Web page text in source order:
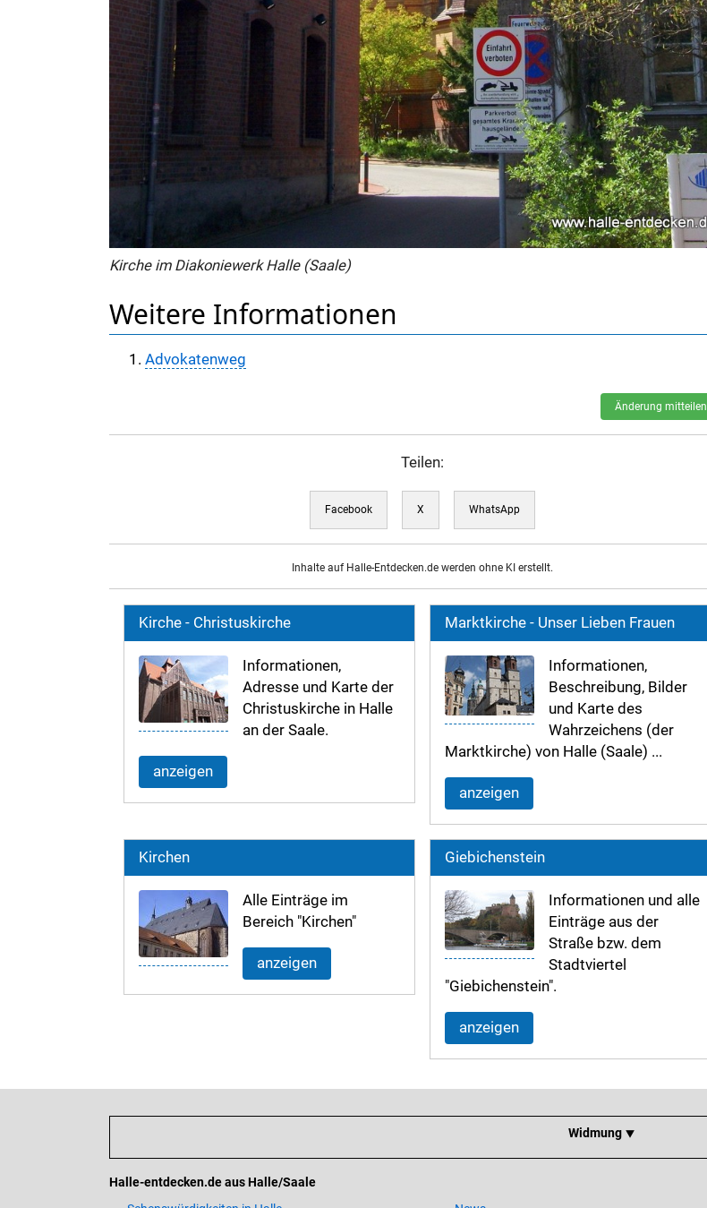
Kirche im Diakoniewerk Halle (Saale)
Weitere Informationen
Advokatenweg
Änderung mitteilen
Teilen:
Facebook X WhatsApp
Inhalte auf Halle-Entdecken.de werden ohne KI erstellt.
Kirche - Christuskirche
Informationen,
Adresse und Karte der
Christuskirche in Halle
an der Saale.
anzeigen
Marktkirche - Unser Lieben Frauen
Informationen,
Beschreibung, Bilder
und Karte des
Wahrzeichens (der
Marktkirche) von Halle (Saale) ...
anzeigen
Kirchen
Alle Einträge im
Bereich "Kirchen"
anzeigen
Giebichenstein
Informationen und alle
Einträge aus der
Straße bzw. dem
Stadtviertel
"Giebichenstein".
anzeigen
Widmung ⯆
Halle-entdecken.de aus Halle/Saale